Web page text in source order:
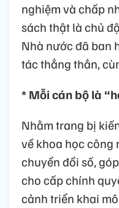
nghiệm và chấp
sách thật là chủ
Nhà nước đã ban
tác thẳng thắn,
* Mỗi cán bộ là
Nhằm trang bị
về khoa học công
chuyển đổi số,
cho cấp chính
cảnh triển khai